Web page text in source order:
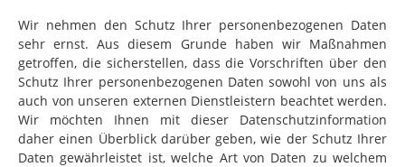
Wir nehmen den Schutz Ihrer personenbezogenen Daten
sehr ernst. Aus diesem Grunde haben wir Maßnahmen
getroffen, die sicherstellen, dass die Vorschriften über den
Schutz Ihrer personenbezogenen Daten sowohl von uns als
auch von unseren externen Dienstleistern beachtet werden.
Wir möchten Ihnen mit dieser Datenschutzinformation
daher einen Überblick darüber geben, wie der Schutz Ihrer
Daten gewährleistet ist, welche Art von Daten zu welchem